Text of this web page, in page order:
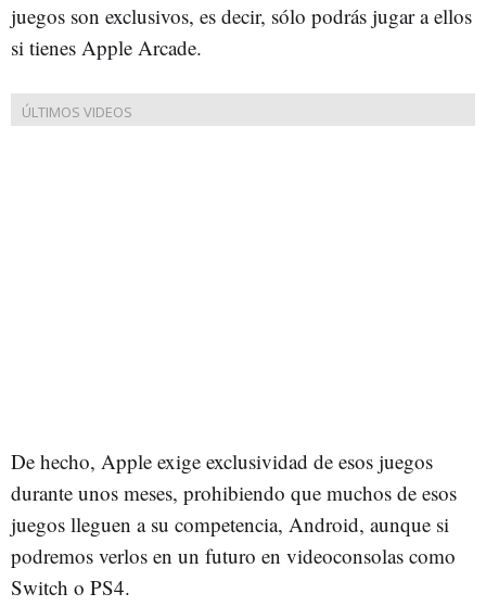
juegos son exclusivos, es decir, sólo podrás jugar a ellos
si tienes Apple Arcade.
De hecho, Apple exige exclusividad de esos juegos
durante unos meses, prohibiendo que muchos de esos
juegos lleguen a su competencia, Android, aunque si
podremos verlos en un futuro en videoconsolas como
Switch o PS4.